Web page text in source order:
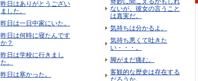
昨日はありがとうござい
ました。
昨日は一日中家にいた。
昨日は何時に寝たんです
か？
昨日は学校に行きまし
た。
昨日は寒かった。
ないが、彼女の言うこと
は真実だ。
気持ちは分かるよ。
気持ち悪くて吐きた
い・・・。
脚がまだ痛む。
客観的な歴史は存在する
だろうか。